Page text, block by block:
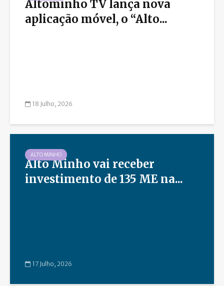
Altominho TV lança nova
aplicação móvel, o “Alto...
18 Julho, 2026
ALTO MINHO
Alto Minho vai receber
investimento de 135 ME na...
17 Julho, 2026